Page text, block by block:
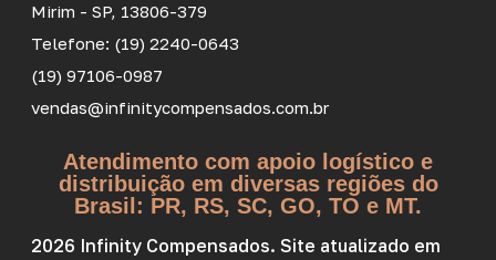
Mirim - SP, 13806-379
Telefone: (19) 2240-0643
(19) 97106-0987
vendas@infinitycompensados.com.br
Atendimento com apoio logístico e
distribuição em diversas regiões do
Brasil: PR, RS, SC, GO, TO e MT.
2026 Infinity Compensados. Site atualizado em